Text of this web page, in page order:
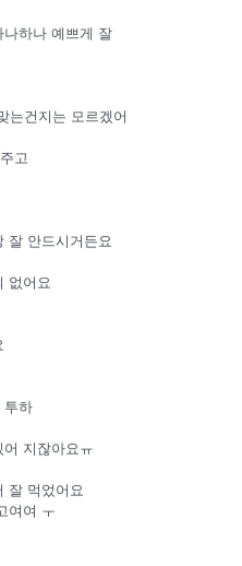
하나 예쁘게 잘
는건지는 모르겠어
고
잘 안드시거든요
없어요
투하
지잖아요ㅠ
잘 먹었어요
여여 ㅜ